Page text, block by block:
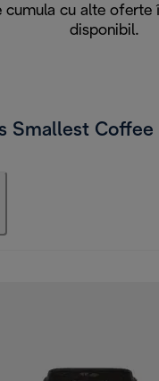
cumula cu alte oferte
disponibil.
Smallest